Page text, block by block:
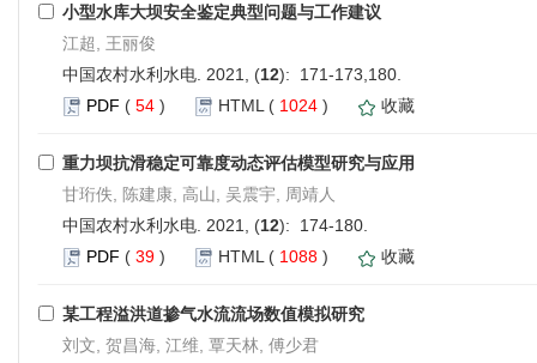
小型水库大坝安全鉴定典型问题与工作建议
江超, 王丽俊
中国农村水利水电. 2021, (12): 171-173,180.
PDF ( 54 ) HTML ( 1024 ) 收藏
重力坝抗滑稳定可靠度动态评估模型研究与应用
甘珩佚, 陈建康, 高山, 吴震宇, 周靖人
中国农村水利水电. 2021, (12): 174-180.
PDF ( 39 ) HTML ( 1088 ) 收藏
某工程溢洪道掺气水流流场数值模拟研究
刘文, 贺昌海, 江维, 覃天林, 傅少君